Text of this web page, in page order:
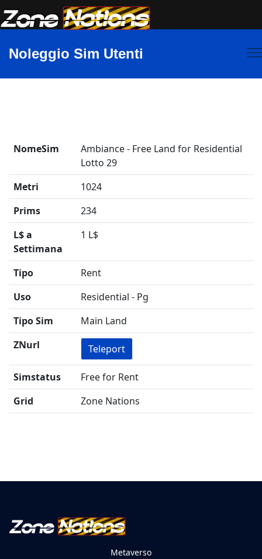
Noleggio Sim Utenti
NomeSim
Ambiance - Free Land for Residential
Lotto 29
Metri
1024
Prims
234
L$ a
Settimana
1 L$
Tipo
Rent
Uso
Residential - Pg
Tipo Sim
Main Land
ZNurl
Teleport
Simstatus
Free for Rent
Grid
Zone Nations
Metaverso